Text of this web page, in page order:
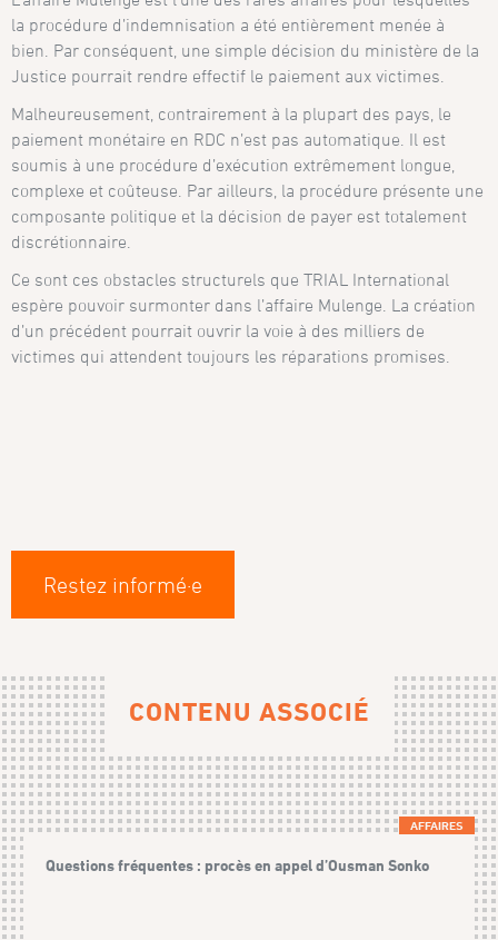
la procédure d’indemnisation a été entièrement menée à
bien. Par conséquent, une simple décision du ministère de la
Justice pourrait rendre effectif le paiement aux victimes.
Malheureusement, contrairement à la plupart des pays, le
paiement monétaire en RDC n’est pas automatique. Il est
soumis à une procédure d’exécution extrêmement longue,
complexe et coûteuse. Par ailleurs, la procédure présente une
composante politique et la décision de payer est totalement
discrétionnaire.
Ce sont ces obstacles structurels que TRIAL International
espère pouvoir surmonter dans l’affaire Mulenge. La création
d’un précédent pourrait ouvrir la voie à des milliers de
victimes qui attendent toujours les réparations promises.
Restez informé·e
CONTENU ASSOCIÉ
AFFAIRES
Questions fréquentes : procès en appel d’Ousman Sonko